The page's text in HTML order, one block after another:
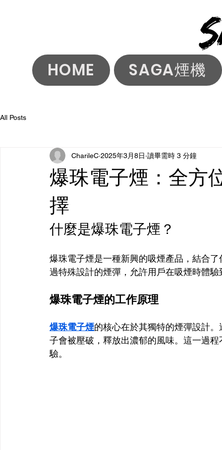
HOME SAGA煙機
All Posts
爆珠電子煙：全方
擇
CharileC 2025年3月8日 讀畢需時 3 分鐘
什麼是爆珠電子煙？
爆珠電子煙是一種新興的吸煙產品，結合
過特殊設計的煙彈，允許用戶在吸煙時體
爆珠電子煙的工作原理
爆珠電子煙的核心在於其獨特的煙彈設計
子會被壓破，釋放出濃郁的風味。這一過
驗。